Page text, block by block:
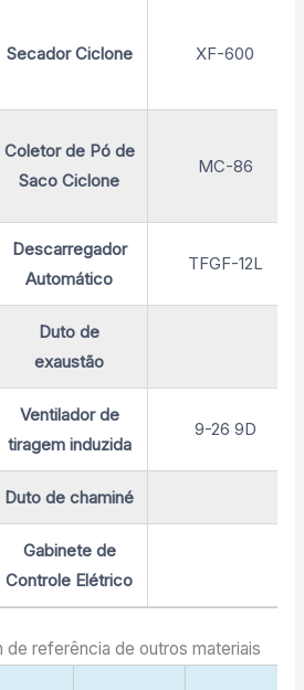
Secador Ciclone XF-600
Coletor de Pó de
Saco Ciclone
MC-86
Descarregador
Automático
TFGF-12L
Duto de
exaustão
Ventilador de
tiragem induzida
9-26 9D
Duto de chaminé
Gabinete de
Controle Elétrico
de referência de outros materiais